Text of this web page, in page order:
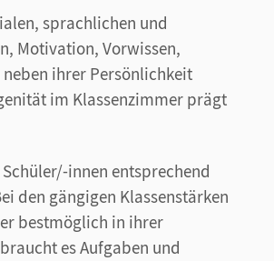
sprachlichen und
Motivation, Vorwissen,
ihrer Persönlichkeit
im Klassenzimmer prägt
innen entsprechend
den gängigen Klassenstärken
bestmöglich in ihrer
es Aufgaben und